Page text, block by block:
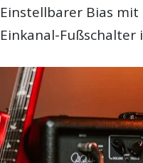
Einstellbarer Bias
Einkanal-